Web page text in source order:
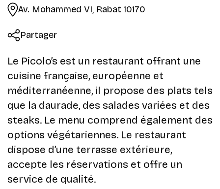
Av. Mohammed VI, Rabat 10170
Partager
Le Picolo’s est un restaurant offrant une
cuisine française, européenne et
méditerranéenne, il propose des plats tels
que la daurade, des salades variées et des
steaks. Le menu comprend également des
options végétariennes. Le restaurant
dispose d’une terrasse extérieure,
accepte les réservations et offre un
service de qualité.